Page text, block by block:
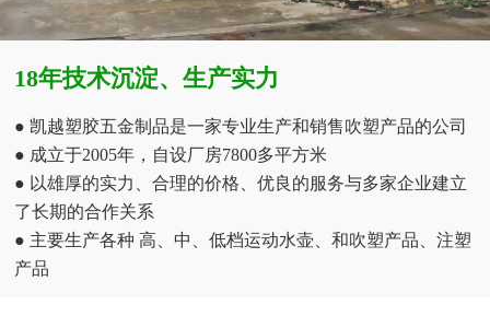
18年技术沉淀、生产实力
● 凯越塑胶五金制品是一家专业生产和销售吹塑产品的公司
● 成立于2005年，自设厂房7800多平方米
● 以雄厚的实力、合理的价格、优良的服务与多家企业建立
了长期的合作关系
● 主要生产各种 高、中、低档运动水壶、和吹塑产品、注塑
产品